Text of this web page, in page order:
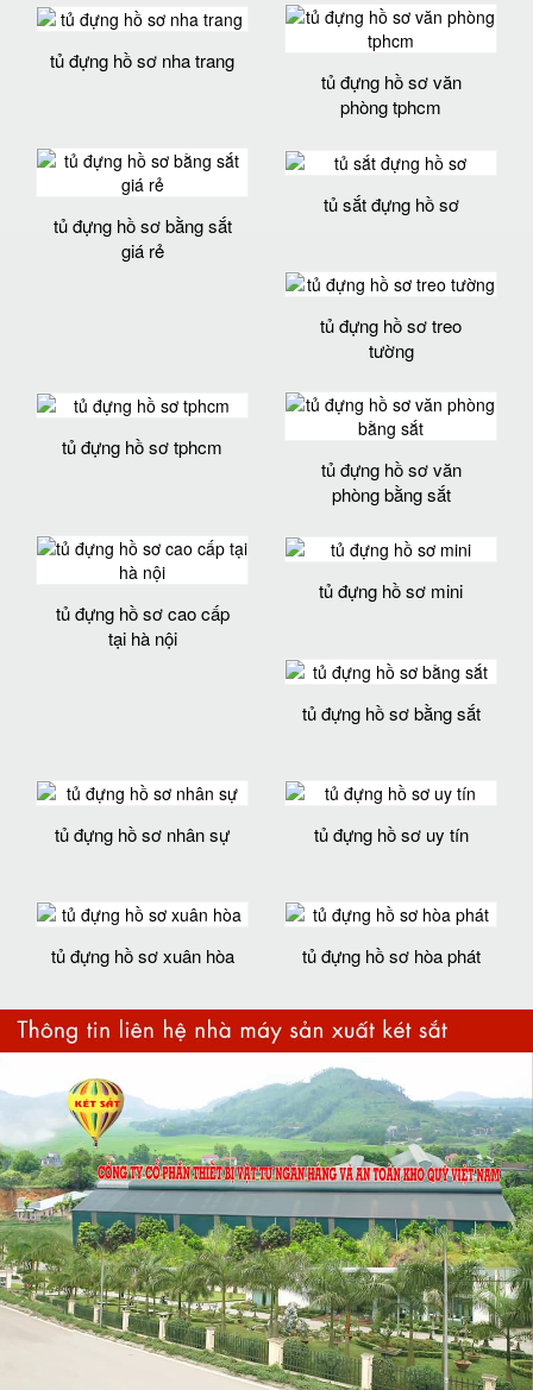
tủ đựng hồ sơ nha trang
tủ đựng hồ sơ văn
phòng tphcm
tủ đựng hồ sơ bằng sắt
giá rẻ
tủ sắt đựng hồ sơ
tủ đựng hồ sơ treo
tường
tủ đựng hồ sơ tphcm
tủ đựng hồ sơ văn
phòng bằng sắt
tủ đựng hồ sơ cao cấp
tại hà nội
tủ đựng hồ sơ mini
tủ đựng hồ sơ bằng sắt
tủ đựng hồ sơ nhân sự tủ đựng hồ sơ uy tín
tủ đựng hồ sơ xuân hòa tủ đựng hồ sơ hòa phát